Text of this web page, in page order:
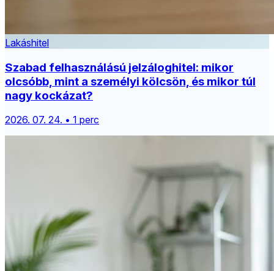
Lakáshitel
Szabad felhasználású jelzáloghitel: mikor
olcsóbb, mint a személyi kölcsön, és mikor túl
nagy kockázat?
2026. 07. 24. • 1 perc